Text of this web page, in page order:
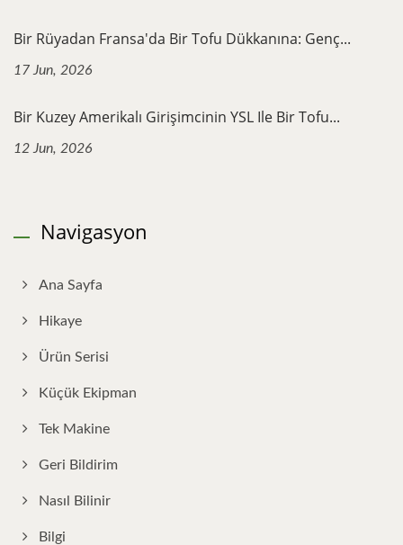
Bir Rüyadan Fransa'da Bir Tofu Dükkanına: Genç...
17 Jun, 2026
Bir Kuzey Amerikalı Girişimcinin YSL Ile Bir Tofu...
12 Jun, 2026
Navigasyon
Ana Sayfa
Hikaye
Ürün Serisi
Küçük Ekipman
Tek Makine
Geri Bildirim
Nasıl Bilinir
Bilgi